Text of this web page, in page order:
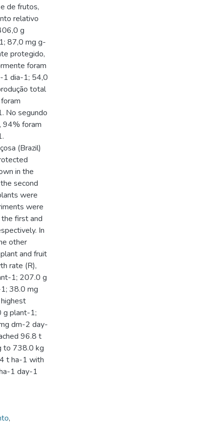
de frutos,
relativo
g
87,0 mg g-
protegido,
foram
1 dia-1; 54,0
total
No segundo
94% foram
(Brazil)
in the
second
were
were
first and
In
other
and fruit
rate (R),
1; 207.0 g
38.0 mg
g plant-1;
dm-2 day-
96.8 t
to 738.0 kg
t ha-1 with
1 day-1
,